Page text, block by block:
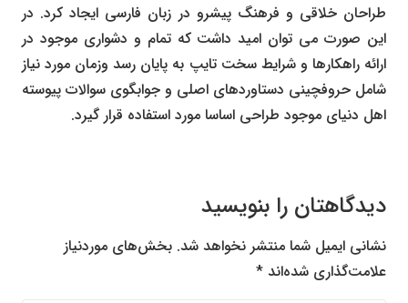
طراحان خلاقی و فرهنگ پیشرو در زبان فارسی ایجاد کرد. در
این صورت می توان امید داشت که تمام و دشواری موجود در
ارائه راهکارها و شرایط سخت تایپ به پایان رسد وزمان مورد نیاز
شامل حروفچینی دستاوردهای اصلی و جوابگوی سوالات پیوسته
اهل دنیای موجود طراحی اساسا مورد استفاده قرار گیرد.
دیدگاهتان را بنویسید
نشانی ایمیل شما منتشر نخواهد شد. بخش‌های موردنیاز
علامت‌گذاری شده‌اند *